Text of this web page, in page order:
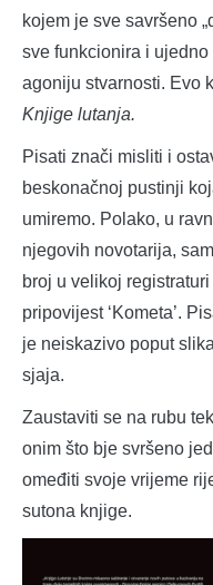
kojem je sve savršeno
sve funkcionira i
agoniju stvarnosti. Evo
Knjige lutanja.
Pisati znači misliti i
beskonačnoj pustinji
umiremo. Polako, u
njegovih novotarija,
broj u velikoj
pripovijest ‘Kometa’.
je neiskazivo poput
sjaja.
Zaustaviti se na rubu
onim što bje svršeno
omeđiti svoje vrijeme
sutona knjige.